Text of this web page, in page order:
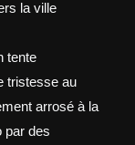
la ville
tente
tristesse au
arrosé à la
par des